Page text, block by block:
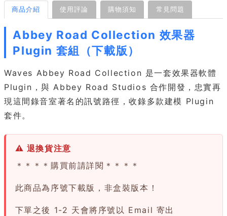
商品介紹 使用評論 購物須知 常見問題
Abbey Road Collection 效果器
Plugin 套組（下載版）
Waves Abbey Road Collection 是一套效果器軟體
Plugin，與 Abbey Road Studios 合作開發，忠實再
現這間錄音室著名的訊號路徑，收錄多款建模 Plugin
套件。
⚠ 退換貨注意
＊＊＊＊購買前請詳閱＊＊＊＊
此商品為序號下載版，非盒裝版本！
下單之後 1-2 天會將序號以 Email 寄出